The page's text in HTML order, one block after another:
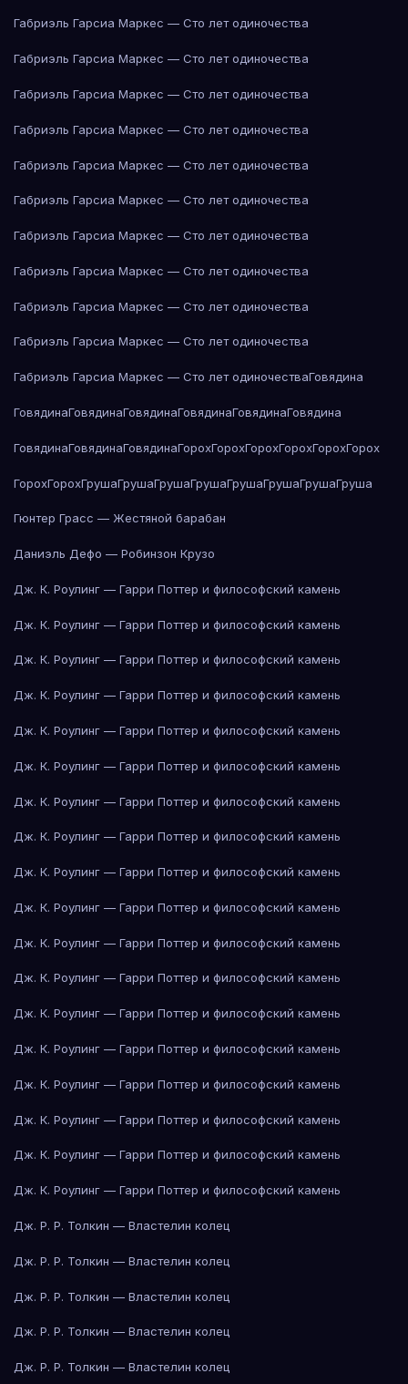
Габриэль Гарсиа Маркес — Сто лет одиночества
Габриэль Гарсиа Маркес — Сто лет одиночества
Габриэль Гарсиа Маркес — Сто лет одиночества
Габриэль Гарсиа Маркес — Сто лет одиночества
Габриэль Гарсиа Маркес — Сто лет одиночества
Габриэль Гарсиа Маркес — Сто лет одиночества
Габриэль Гарсиа Маркес — Сто лет одиночества
Габриэль Гарсиа Маркес — Сто лет одиночества
Габриэль Гарсиа Маркес — Сто лет одиночества
Габриэль Гарсиа Маркес — Сто лет одиночества
Габриэль Гарсиа Маркес — Сто лет одиночестваГовядина
ГовядинаГовядинаГовядинаГовядинаГовядинаГовядина
ГовядинаГовядинаГовядинаГорохГорохГорохГорохГорохГорох
ГорохГорохГрушаГрушаГрушаГрушаГрушаГрушаГрушаГруша
Гюнтер Грасс — Жестяной барабан
Даниэль Дефо — Робинзон Крузо
Дж. К. Роулинг — Гарри Поттер и философский камень
Дж. К. Роулинг — Гарри Поттер и философский камень
Дж. К. Роулинг — Гарри Поттер и философский камень
Дж. К. Роулинг — Гарри Поттер и философский камень
Дж. К. Роулинг — Гарри Поттер и философский камень
Дж. К. Роулинг — Гарри Поттер и философский камень
Дж. К. Роулинг — Гарри Поттер и философский камень
Дж. К. Роулинг — Гарри Поттер и философский камень
Дж. К. Роулинг — Гарри Поттер и философский камень
Дж. К. Роулинг — Гарри Поттер и философский камень
Дж. К. Роулинг — Гарри Поттер и философский камень
Дж. К. Роулинг — Гарри Поттер и философский камень
Дж. К. Роулинг — Гарри Поттер и философский камень
Дж. К. Роулинг — Гарри Поттер и философский камень
Дж. К. Роулинг — Гарри Поттер и философский камень
Дж. К. Роулинг — Гарри Поттер и философский камень
Дж. К. Роулинг — Гарри Поттер и философский камень
Дж. К. Роулинг — Гарри Поттер и философский камень
Дж. Р. Р. Толкин — Властелин колец
Дж. Р. Р. Толкин — Властелин колец
Дж. Р. Р. Толкин — Властелин колец
Дж. Р. Р. Толкин — Властелин колец
Дж. Р. Р. Толкин — Властелин колец